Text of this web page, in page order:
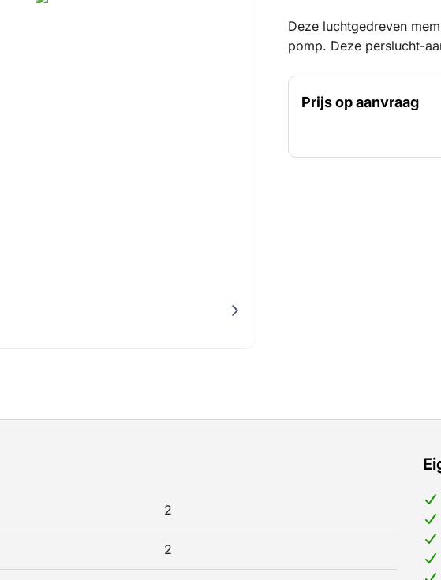
Deze luchtgedreven
pomp. Deze perslucht-
verpompt een breed
chemische vloeistoffen.
Prijs op aanvraag
2
2